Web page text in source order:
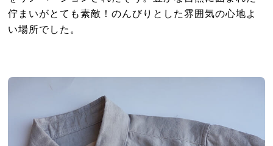
佇まいがとても素敵！のんびりとした雰囲気の心地よ
い場所でした。